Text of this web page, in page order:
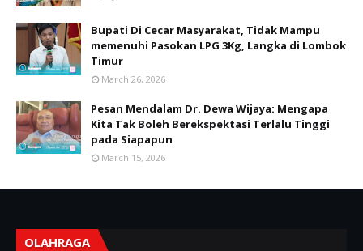
Bupati Di Cecar Masyarakat, Tidak Mampu
memenuhi Pasokan LPG 3Kg, Langka di Lombok
Timur
March 26, 2026
Pesan Mendalam Dr. Dewa Wijaya: Mengapa
Kita Tak Boleh Berekspektasi Terlalu Tinggi
pada Siapapun
March 15, 2026
OLAHRAGA